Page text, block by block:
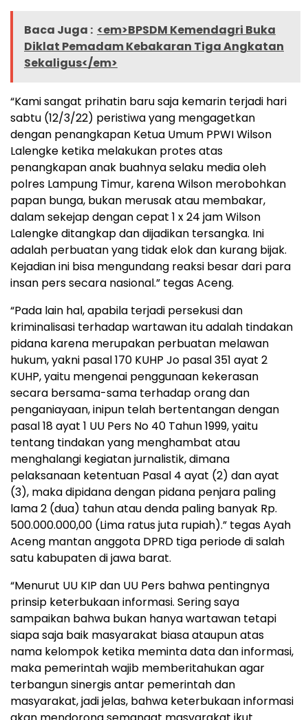
Baca Juga : <em>BPSDM Kemendagri Buka
Diklat Pemadam Kebakaran Tiga Angkatan
Sekaligus</em>
“Kami sangat prihatin baru saja kemarin terjadi hari
sabtu (12/3/22) peristiwa yang mengagetkan
dengan penangkapan Ketua Umum PPWI Wilson
Lalengke ketika melakukan protes atas
penangkapan anak buahnya selaku media oleh
polres Lampung Timur, karena Wilson merobohkan
papan bunga, bukan merusak atau membakar,
dalam sekejap dengan cepat 1 x 24 jam Wilson
Lalengke ditangkap dan dijadikan tersangka. Ini
adalah perbuatan yang tidak elok dan kurang bijak.
Kejadian ini bisa mengundang reaksi besar dari para
insan pers secara nasional.” tegas Aceng.
“Pada lain hal, apabila terjadi persekusi dan
kriminalisasi terhadap wartawan itu adalah tindakan
pidana karena merupakan perbuatan melawan
hukum, yakni pasal 170 KUHP Jo pasal 351 ayat 2
KUHP, yaitu mengenai penggunaan kekerasan
secara bersama-sama terhadap orang dan
penganiayaan, inipun telah bertentangan dengan
pasal 18 ayat 1 UU Pers No 40 Tahun 1999, yaitu
tentang tindakan yang menghambat atau
menghalangi kegiatan jurnalistik, dimana
pelaksanaan ketentuan Pasal 4 ayat (2) dan ayat
(3), maka dipidana dengan pidana penjara paling
lama 2 (dua) tahun atau denda paling banyak Rp.
500.000.000,00 (Lima ratus juta rupiah).” tegas Ayah
Aceng mantan anggota DPRD tiga periode di salah
satu kabupaten di jawa barat.
“Menurut UU KIP dan UU Pers bahwa pentingnya
prinsip keterbukaan informasi. Sering saya
sampaikan bahwa bukan hanya wartawan tetapi
siapa saja baik masyarakat biasa ataupun atas
nama kelompok ketika meminta data dan informasi,
maka pemerintah wajib memberitahukan agar
terbangun sinergis antar pemerintah dan
masyarakat, jadi jelas, bahwa keterbukaan informasi